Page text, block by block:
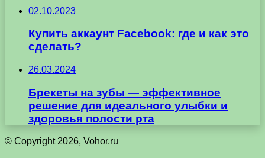
02.10.2023
Купить аккаунт Facebook: где и как это
сделать?
26.03.2024
Брекеты на зубы — эффективное
решение для идеального улыбки и
здоровья полости рта
© Copyright 2026, Vohor.ru